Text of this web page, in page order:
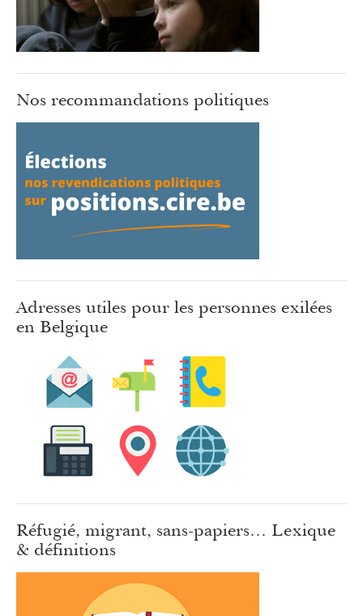
Nos recommandations politiques
Adresses utiles pour les personnes exilées
en Belgique
Réfugié, migrant, sans-papiers… Lexique
& définitions